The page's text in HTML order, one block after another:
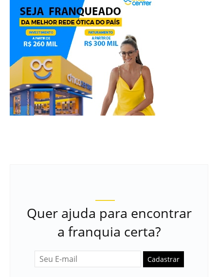
Quer ajuda para encontrar
a franquia certa?
Cadastrar